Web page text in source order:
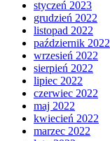
styczeń 2023
grudzień 2022
listopad 2022
październik 2022
wrzesień 2022
sierpień 2022
lipiec 2022
czerwiec 2022
maj 2022
kwiecień 2022
marzec 2022